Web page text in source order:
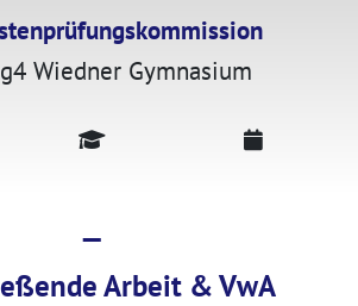
Wiedner Gymnasium
—
Arbeit & VwA